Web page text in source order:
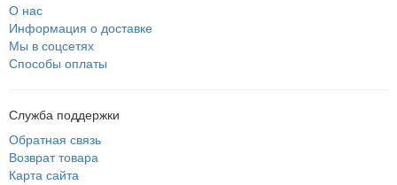
О нас
Информация о доставке
Мы в соцсетях
Способы оплаты
Служба поддержки
Обратная связь
Возврат товара
Карта сайта